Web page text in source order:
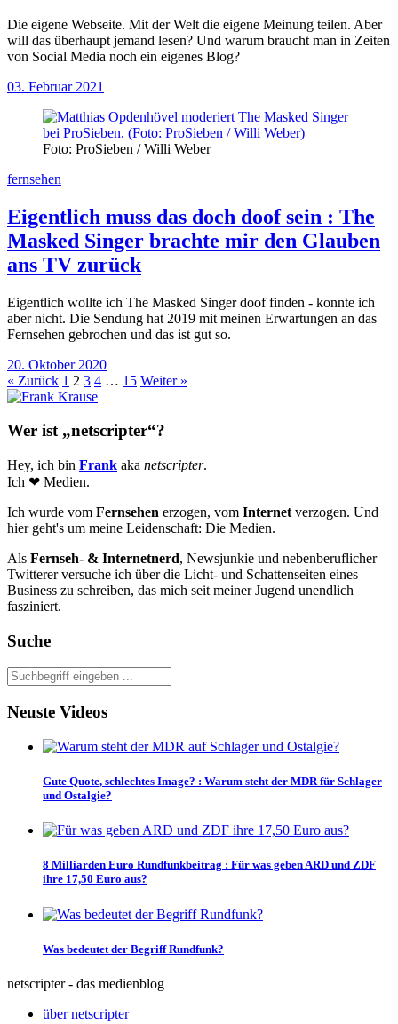
Die eigene Webseite. Mit der Welt die eigene Meinung teilen. Aber
will das überhaupt jemand lesen? Und warum braucht man in Zeiten
von Social Media noch ein eigenes Blog?
03. Februar 2021
Foto: ProSieben / Willi Weber
fernsehen
Eigentlich muss das doch doof sein : The
Masked Singer brachte mir den Glauben
ans TV zurück
Eigentlich wollte ich The Masked Singer doof finden - konnte ich
aber nicht. Die Sendung hat 2019 mit meinen Erwartungen an das
Fernsehen gebrochen und das ist gut so.
20. Oktober 2020
« Zurück 1 2 3 4 … 15 Weiter »
Wer ist „netscripter“?
Hey, ich bin Frank aka netscripter.
Ich ❤ Medien.
Ich wurde vom Fernsehen erzogen, vom Internet verzogen. Und
hier geht's um meine Leidenschaft: Die Medien.
Als Fernseh- & Internetnerd, Newsjunkie und nebenberuflicher
Twitterer versuche ich über die Licht- und Schattenseiten eines
Business zu schreiben, das mich seit meiner Jugend unendlich
fasziniert.
Suche
Neuste Videos
Gute Quote, schlechtes Image? : Warum steht der MDR für Schlager
und Ostalgie?
8 Milliarden Euro Rundfunkbeitrag : Für was geben ARD und ZDF
ihre 17,50 Euro aus?
Was bedeutet der Begriff Rundfunk?
netscripter - das medienblog
über netscripter